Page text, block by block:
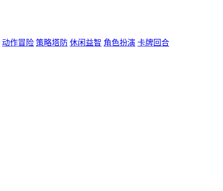
动作冒险 策略塔防 休闲益智 角色扮演 卡牌回合